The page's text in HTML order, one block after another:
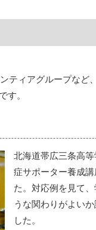
ティアグループなど
す。
北海道帯広三条高
症サポーター養成
た。対応例を見て
うな関わりがよい
した。